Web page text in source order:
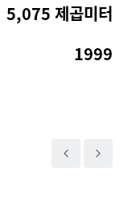
5,075 제곱미터
1999